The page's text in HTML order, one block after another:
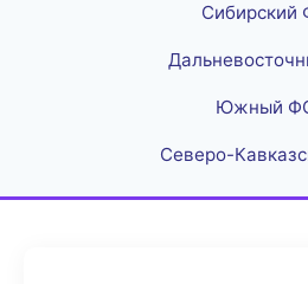
Сибирский
Южный
Северо-